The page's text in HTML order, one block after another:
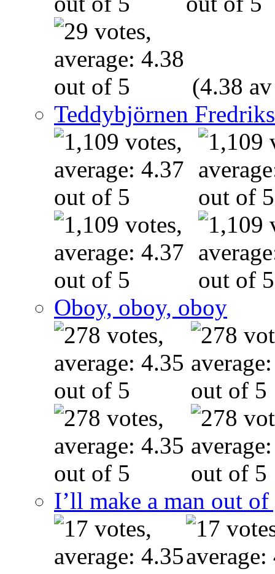
(4.38
Teddybjörnen
Oboy, oboy, oboy
I’ll make a man out